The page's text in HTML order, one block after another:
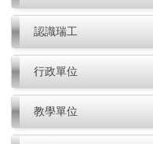
認識瑞工
行政單位
教學單位